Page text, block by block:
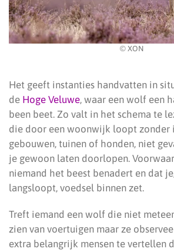
© XON
Het geeft instanties handvatten in
de Hoge Veluwe, waar een wolf een
been beet. Zo valt in het schema te
die door een woonwijk loopt zonder
gebouwen, tuinen of honden, niet
je gewoon laten doorlopen.
niemand het beest benadert en dat
langsloopt, voedsel binnen zet.
Treft iemand een wolf die niet
zien van voertuigen maar ze
extra belangrijk mensen te vertellen